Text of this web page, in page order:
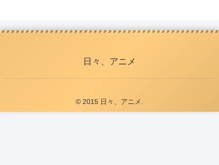
日々、アニメ
© 2015 日々、アニメ.